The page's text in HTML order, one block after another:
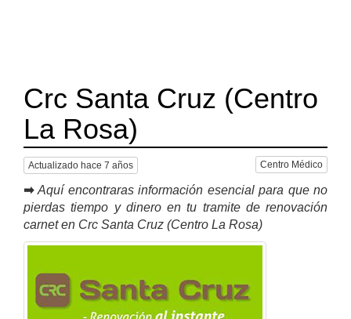
Crc Santa Cruz (Centro
La Rosa)
Actualizado hace 7 años Centro Médico
➡ Aquí encontraras información esencial para que no
pierdas tiempo y dinero en tu tramite de renovación
carnet en Crc Santa Cruz (Centro La Rosa)